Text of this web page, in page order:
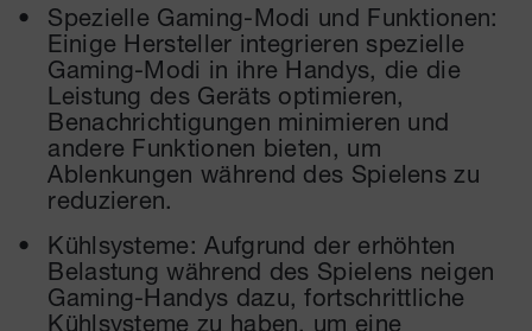
Spezielle Gaming-Modi und Funktionen:
Einige Hersteller integrieren spezielle
Gaming-Modi in ihre Handys, die die
Leistung des Geräts optimieren,
Benachrichtigungen minimieren und
andere Funktionen bieten, um
Ablenkungen während des Spielens zu
reduzieren.
Kühlsysteme: Aufgrund der erhöhten
Belastung während des Spielens neigen
Gaming-Handys dazu, fortschrittliche
Kühlsysteme zu haben, um eine